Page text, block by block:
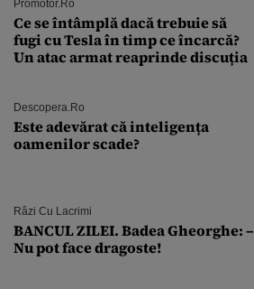
Promotor.ro
Ce se întâmplă dacă trebuie să
fugi cu Tesla în timp ce încarcă?
Un atac armat reaprinde discuția
Descopera.ro
Este adevărat că inteligența
oamenilor scade?
Râzi Cu Lacrimi
BANCUL ZILEI. Badea Gheorghe: –
Nu pot face dragoste!